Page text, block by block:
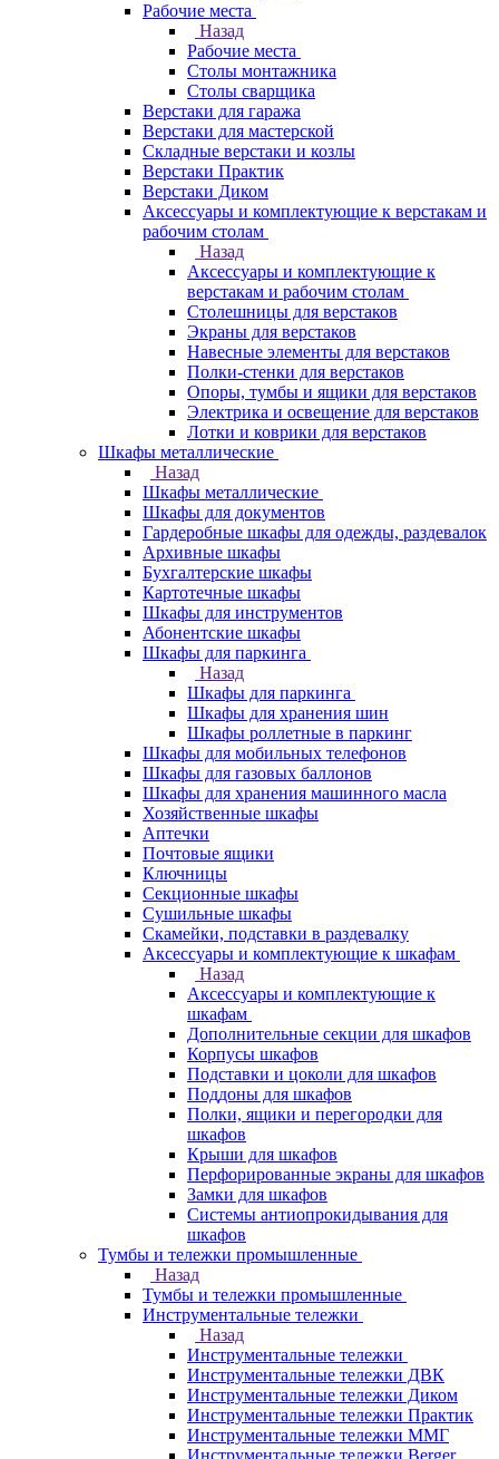
Рабочие места
Назад
Рабочие места
Столы монтажника
Столы сварщика
Верстаки для гаража
Верстаки для мастерской
Складные верстаки и козлы
Верстаки Практик
Верстаки Диком
Аксессуары и комплектующие к верстакам и
рабочим столам
Назад
Аксессуары и комплектующие к
верстакам и рабочим столам
Столешницы для верстаков
Экраны для верстаков
Навесные элементы для верстаков
Полки-стенки для верстаков
Опоры, тумбы и ящики для верстаков
Электрика и освещение для верстаков
Лотки и коврики для верстаков
Шкафы металлические
Назад
Шкафы металлические
Шкафы для документов
Гардеробные шкафы для одежды, раздевалок
Архивные шкафы
Бухгалтерские шкафы
Картотечные шкафы
Шкафы для инструментов
Абонентские шкафы
Шкафы для паркинга
Назад
Шкафы для паркинга
Шкафы для хранения шин
Шкафы роллетные в паркинг
Шкафы для мобильных телефонов
Шкафы для газовых баллонов
Шкафы для хранения машинного масла
Хозяйственные шкафы
Аптечки
Почтовые ящики
Ключницы
Секционные шкафы
Сушильные шкафы
Скамейки, подставки в раздевалку
Аксессуары и комплектующие к шкафам
Назад
Аксессуары и комплектующие к
шкафам
Дополнительные секции для шкафов
Корпусы шкафов
Подставки и цоколи для шкафов
Поддоны для шкафов
Полки, ящики и перегородки для
шкафов
Крыши для шкафов
Перфорированные экраны для шкафов
Замки для шкафов
Системы антиопрокидывания для
шкафов
Тумбы и тележки промышленные
Назад
Тумбы и тележки промышленные
Инструментальные тележки
Назад
Инструментальные тележки
Инструментальные тележки ДВК
Инструментальные тележки Диком
Инструментальные тележки Практик
Инструментальные тележки ММГ
Инструментальные тележки Berger